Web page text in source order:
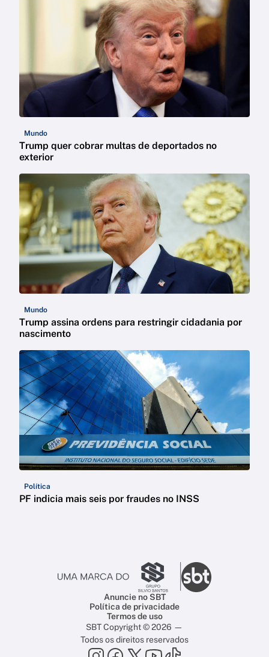
Mundo
Trump quer cobrar multas de deportados no
exterior
Mundo
Trump assina ordens para restringir cidadania por
nascimento
Política
PF indicia mais seis por fraudes no INSS
Anuncie no SBT
Política de privacidade
Termos de uso
SBT Copyright © 2026 —
Todos os direitos reservados